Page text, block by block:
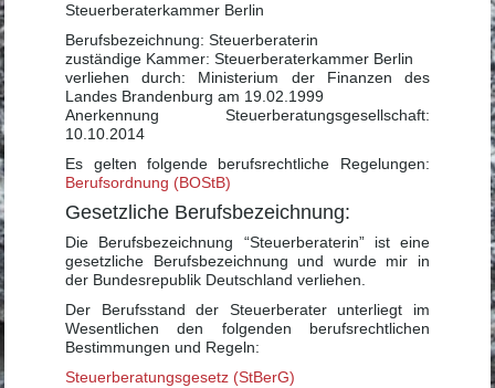
Steuerberaterkammer Berlin
Berufsbezeichnung: Steuerberaterin
zuständige Kammer: Steuerberaterkammer Berlin
verliehen durch: Ministerium der Finanzen des
Landes Brandenburg am 19.02.1999
Anerkennung Steuerberatungsgesellschaft:
10.10.2014
Es gelten folgende berufsrechtliche Regelungen:
Berufsordnung (BOStB)
Gesetzliche Berufsbezeichnung:
Die Berufsbezeichnung “Steuerberaterin” ist eine
gesetzliche Berufsbezeichnung und wurde mir in
der Bundesrepublik Deutschland verliehen.
Der Berufsstand der Steuerberater unterliegt im
Wesentlichen den folgenden berufsrechtlichen
Bestimmungen und Regeln:
Steuerberatungsgesetz (StBerG)